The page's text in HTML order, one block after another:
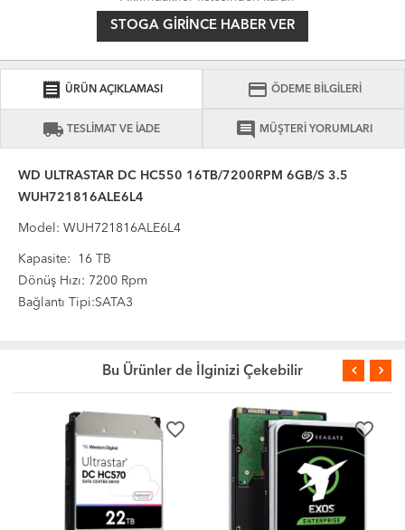
STOGA GIRINCE HABER VER
receipt ÜRÜN AÇIKLAMASI credit_card ÖDEME BİLGİLERİ
local_shipping TESLİMAT VE İADE comment MÜŞTERİ YORUMLARI
WD ULTRASTAR DC HC550 16TB/7200RPM 6GB/S 3.5
WUH721816ALE6L4
Model: WUH721816ALE6L4
Kapasite: 16 TB
Dönüş Hızı: 7200 Rpm
Bağlantı Tipi:SATA3
Bu Ürünler de İlginizi Çekebilir
favorite_border favorite_border